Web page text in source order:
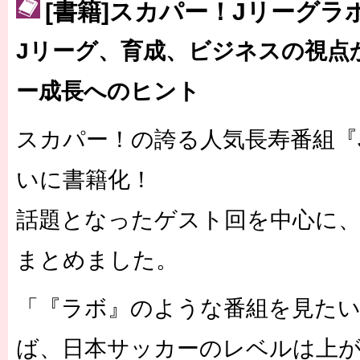
［3223号］一丸。日本出陣
［3222号］史上最大のW杯開幕 注目は「個」
長谷川 アーリアジャスールさんがシンポジウム「気候変動から命
[書籍]スカパー！Jリーグラ
Jリーグ、育成、ビジネスの視点
ー成長へのヒント
スカパー！の誇る人気長寿番組
いに書籍化！
話題となったゲスト回を中心に
まとめました。
「『ラボ』のような番組を見た
ば、日本サッカーのレベルは上